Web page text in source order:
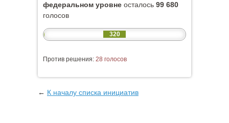
федеральном уровне осталось 99 680
голосов
320
Против решения: 28 голосов
← К началу списка инициатив